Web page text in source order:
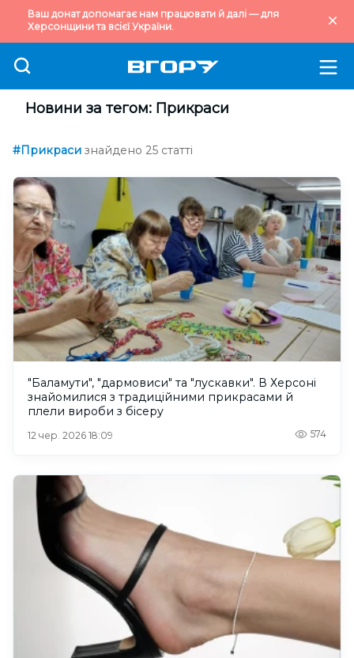
Ваш донат допомагає нам працювати й далі — для
Херсонщини та всієї України.
Новини за тегом: Прикраси
#Прикраси знайдено 25 статті
"Баламути", "дармовиси" та "лускавки". В Херсоні
знайомилися з традиційними прикрасами й
плели вироби з бісеру
12 чер. 2026 18:09 574